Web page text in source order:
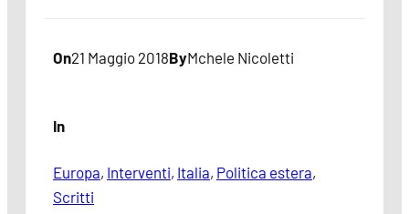
On21 Maggio 2018ByMchele Nicoletti
In
Europa, Interventi, Italia, Politica estera
Scritti